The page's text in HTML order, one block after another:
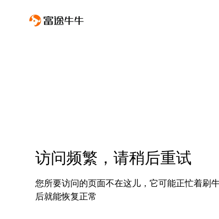
访问频繁，请稍后重试
您所要访问的页面不在这儿，它可能正忙着刷
后就能恢复正常